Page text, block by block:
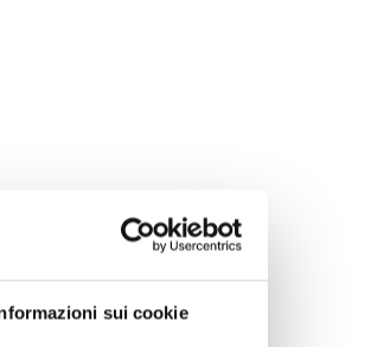
sui cookie